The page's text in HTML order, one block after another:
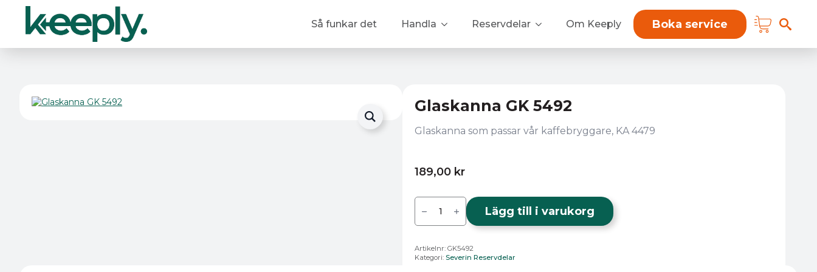
Så funkar det Handla Reservdelar Om Keeply Boka service
Glaskanna GK 5492
Glaskanna som passar vår kaffebryggare, KA 4479
189,00 kr
Glaskanna
GK
mängd
Lägg till i varukorg
Artikelnr: GK5492
Kategori: Severin Reservdelar